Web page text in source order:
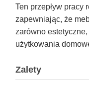
Ten przepływ pracy
zapewniając, że
zarówno
użytkowania
Zalety